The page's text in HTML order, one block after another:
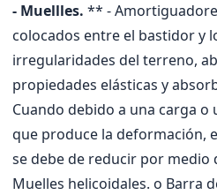
- Muellles. ** -
colocados entre el bastidor y
irregularidades del terreno,
propiedades elásticas y
Cuando debido a una carga
que produce la deformación,
se debe de reducir por medio
Muelles helicoidales. o Barra